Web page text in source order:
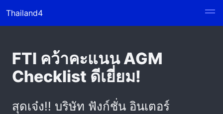
Thailand4
FTI คว้าคะแนน AGM
Checklist ดีเยี่ยม!
สุดเจ๋ง!! บริษัท ฟังก์ชั่น อินเตอร์